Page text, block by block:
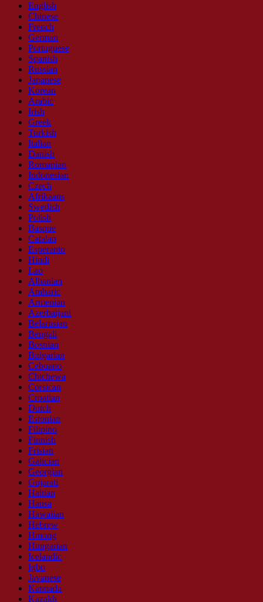
English
Chinese
French
German
Portuguese
Spanish
Russian
Japanese
Korean
Arabic
Irish
Greek
Turkish
Italian
Danish
Romanian
Indonesian
Czech
Afrikaans
Swedish
Polish
Basque
Catalan
Esperanto
Hindi
Lao
Albanian
Amharic
Armenian
Azerbaijani
Belarusian
Bengali
Bosnian
Bulgarian
Cebuano
Chichewa
Corsican
Croatian
Dutch
Estonian
Filipino
Finnish
Frisian
Galician
Georgian
Gujarati
Haitian
Hausa
Hawaiian
Hebrew
Hmong
Hungarian
Icelandic
Igbo
Javanese
Kannada
Kazakh